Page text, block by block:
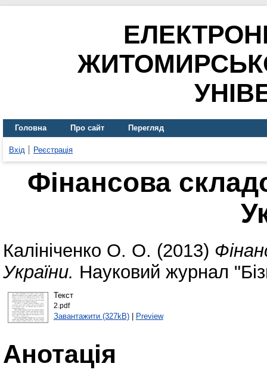
Головна Про сайт Перегляд
Вхід Реєстрація
Фінансова
Калініченко О. О. (2013)
України. Науковий журнал
Текст
2.pdf
Завантажити (327kB)| Preview
Анотація